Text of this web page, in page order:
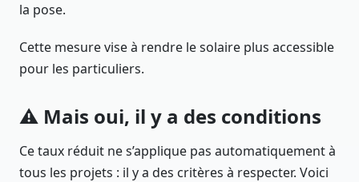
la pose.
Cette mesure vise à rendre le solaire plus accessible
pour les particuliers.
⚠️ Mais oui, il y a des conditions
Ce taux réduit ne s’applique pas automatiquement à
tous les projets : il y a des critères à respecter. Voici